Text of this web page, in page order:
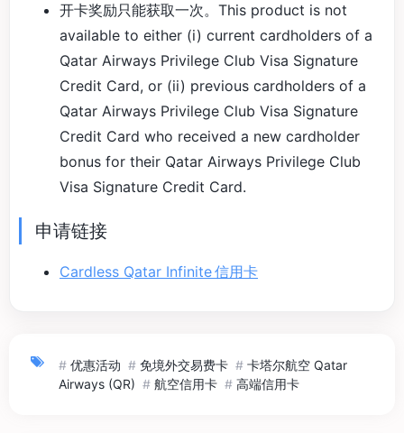
开卡奖励只能获取一次。This product is not
available to either (i) current cardholders of a
Qatar Airways Privilege Club Visa Signature
Credit Card, or (ii) previous cardholders of a
Qatar Airways Privilege Club Visa Signature
Credit Card who received a new cardholder
bonus for their Qatar Airways Privilege Club
Visa Signature Credit Card.
申请链接
Cardless Qatar Infinite 信用卡
# 优惠活动 # 免境外交易费卡 # 卡塔尔航空 Qatar
Airways (QR) # 航空信用卡 # 高端信用卡